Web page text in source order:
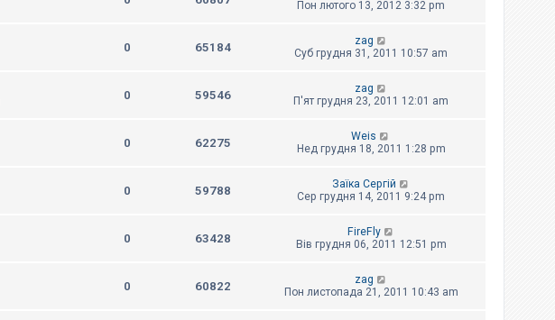
Пон лютого 13, 2012 3:32 pm
0 65184
zag
Суб грудня 31, 2011 10:57 am
0 59546
zag
П'ят грудня 23, 2011 12:01 am
0 62275
Weis
Нед грудня 18, 2011 1:28 pm
0 59788
Заїка Сергій
Сер грудня 14, 2011 9:24 pm
0 63428
FireFly
Вів грудня 06, 2011 12:51 pm
0 60822
zag
Пон листопада 21, 2011 10:43 am